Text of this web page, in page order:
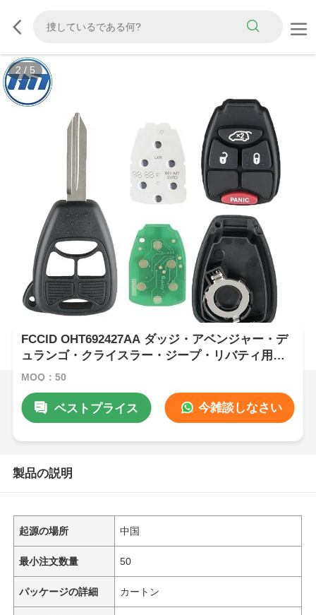
2 / 5
FCCID OHT692427AA ダッジ・アベンジャー・デ
ュランゴ・クライスラー・ジープ・リバティ用カ
ーリモコン
MOQ：50
ベストプライス 今雑談しなさい
製品の説明
起源の場所 中国
最小注文数量 50
パッケージの詳細 カートン